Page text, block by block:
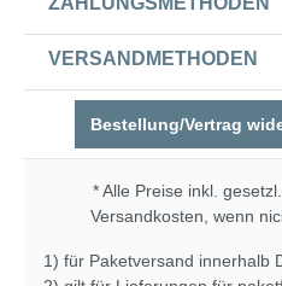
VERSANDMETHODEN
Bestellung/Vertrag
* Alle Preise inkl.
Versandkosten , wenn
1) für Paketversand innerhalb